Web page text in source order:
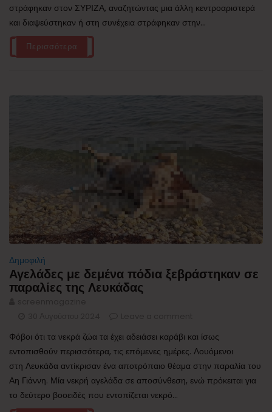
στράφηκαν στον ΣΥΡΙΖΑ, αναζητώντας μια άλλη κεντροαριστερά
και διαψεύστηκαν ή στη συνέχεια στράφηκαν στην...
Περισσότερα
Δημοφιλή
Αγελάδες με δεμένα πόδια ξεβράστηκαν σε
παραλίες της Λευκάδας
Φόβοι ότι τα νεκρά ζώα τα έχει αδειάσει καράβι και ίσως
εντοπισθούν περισσότερα, τις επόμενες ημέρες. Λουόμενοι
στη Λευκάδα αντίκρισαν ένα αποτρόπαιο θέαμα στην παραλία του
Αη Γιάννη. Μία νεκρή αγελάδα σε αποσύνθεση, ενώ πρόκειται για
το δεύτερο βοοειδές που εντοπίζεται νεκρό...